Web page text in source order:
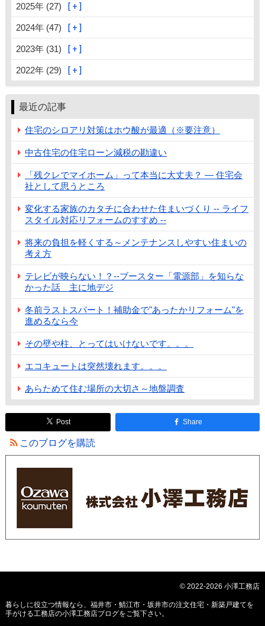
2025年 (27)
2024年 (47)
2023年 (31)
2022年 (29)
最近の記事
住宅のシロアリ対策はホウ酸が最適（※要注意）
中古住宅の住宅ローン減税の勘違い
「残クレでマイホーム」って本当に大丈夫？ ― 住宅会
社として思うところ
変化する家族のカタチに合わせた住まいづくり -- ライフ
スタイル対応リフォームのすすめ --
将来の負担を軽くする～メンテナンスしやすい住まいの
考え方
テレビが映らない！？--ブースター「電源部」を知らな
かった話 主に地デジ
冬前ラストスパート！補助金で"あったかリフォーム"を
進めるなら今
その壁や柱、とってはいけないです。。。
エコキュートは突然壊れます。。。
あらためて住む場所の大切さ～地盤調査
Post Share
このブログを購読
© 2022-2026 小澤工務店
暮らしに役立つ情報なら、 福井市・鯖江市・坂井市の注文住宅・新築戸建てを
手がける工務店の小澤工務店ブログをご覧下さい。